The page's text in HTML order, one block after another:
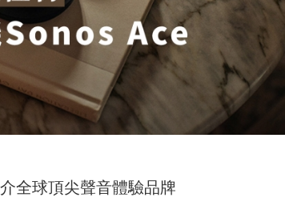
全球頂尖聲音體驗品牌